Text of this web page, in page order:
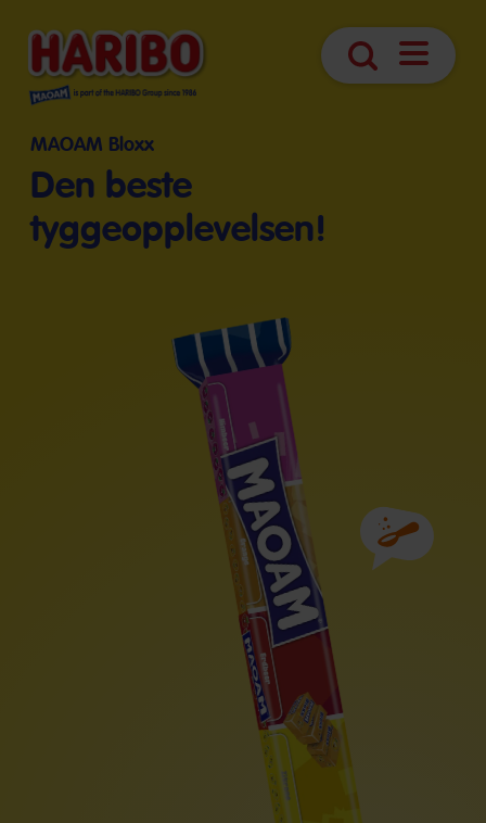
Søk
Åpne
MAOAM Bloxx
Den beste
tyggeopplevelsen!
Ingredienser